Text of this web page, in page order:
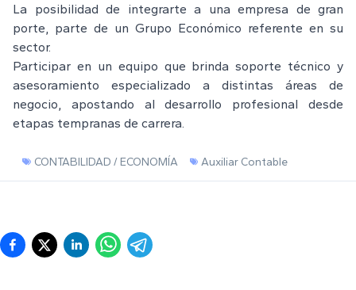
La posibilidad de integrarte a una empresa de gran
porte, parte de un Grupo Económico referente en su
sector.
Participar en un equipo que brinda soporte técnico y
asesoramiento especializado a distintas áreas de
negocio, apostando al desarrollo profesional desde
etapas tempranas de carrera.
CONTABILIDAD / ECONOMÍA Auxiliar Contable